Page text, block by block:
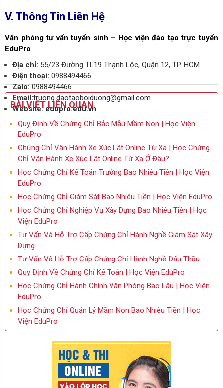
V. Thông Tin Liên Hệ
Văn phòng tư vấn tuyển sinh – Học viện đào tạo trực tuyến
EduPro
Địa chỉ: 55/23 Đường TL19 Thạnh Lộc, Quận 12, TP. HCM.
Điện thoại: 0988494466
Zalo:0988494466
Email:truong.daotaoboiduong@gmail.com
Website: edupro.edu.vn
BÀI VIẾT LIÊN QUAN
Quy Định Về Chứng Chỉ Bảo Mẫu Mầm Non | Học Viện
EduPro
Chứng Chỉ Vận Hành Xe Xúc Lật Online Từ Xa | Học Chứng
Chỉ Vận Hành Xe Xúc Lật Online Từ Xa Ở Đâu?
Học Chứng Chỉ Kế Toán Trưởng Bao Nhiêu Tiền | Học Viện
EduPro
Học Chứng Chỉ Giám Sát Bao Nhiêu Tiền | Học Viện EduPro
Học Chứng Chỉ Nghiệp Vụ Xây Dựng Bao Nhiêu Tiền | Học
Viện EduPro
Tư Vấn Và Hỗ Trợ Cấp Chứng Chỉ Hành Nghề Giám Sát Xây
Dựng
Tư Vấn Và Hỗ Trợ Cấp Chứng Chỉ Hành Nghề Đấu Thầu
Quy Định Về Chứng Chỉ Kế Toán | Học Viện EduPro
Học Chứng Chỉ Hành Chính Văn Phòng Bao Lâu | Học Viện
EduPro
Học Chứng Chỉ Quản Lý Mầm Non Bao Nhiêu Tiền | Học
Viện EduPro